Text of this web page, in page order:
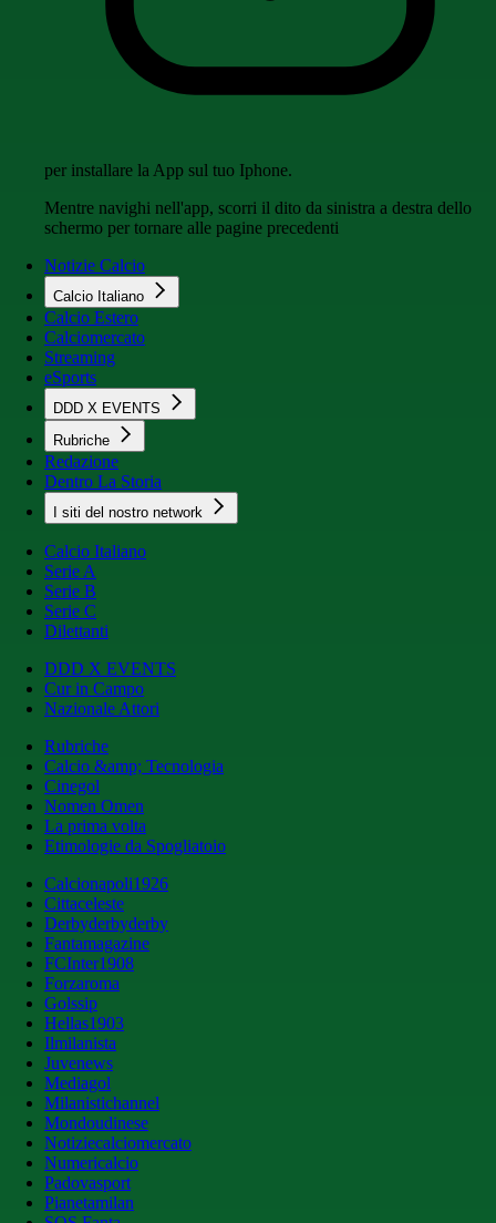
per installare la App sul tuo Iphone.
Mentre navighi nell'app, scorri il dito da sinistra a destra dello
schermo per tornare alle pagine precedenti
Notizie Calcio
Calcio Italiano
Calcio Estero
Calciomercato
Streaming
eSports
DDD X EVENTS
Rubriche
Redazione
Dentro La Storia
I siti del nostro network
Calcio Italiano
Serie A
Serie B
Serie C
Dilettanti
DDD X EVENTS
Cur in Campo
Nazionale Attori
Rubriche
Calcio &amp; Tecnologia
Cinegol
Nomen Omen
La prima volta
Etimologie da Spogliatoio
Calcionapoli1926
Cittaceleste
Derbyderbyderby
Fantamagazine
FCInter1908
Forzaroma
Golssip
Hellas1903
Ilmilanista
Juvenews
Mediagol
Milanistichannel
Mondoudinese
Notiziecalciomercato
Numericalcio
Padovasport
Pianetamilan